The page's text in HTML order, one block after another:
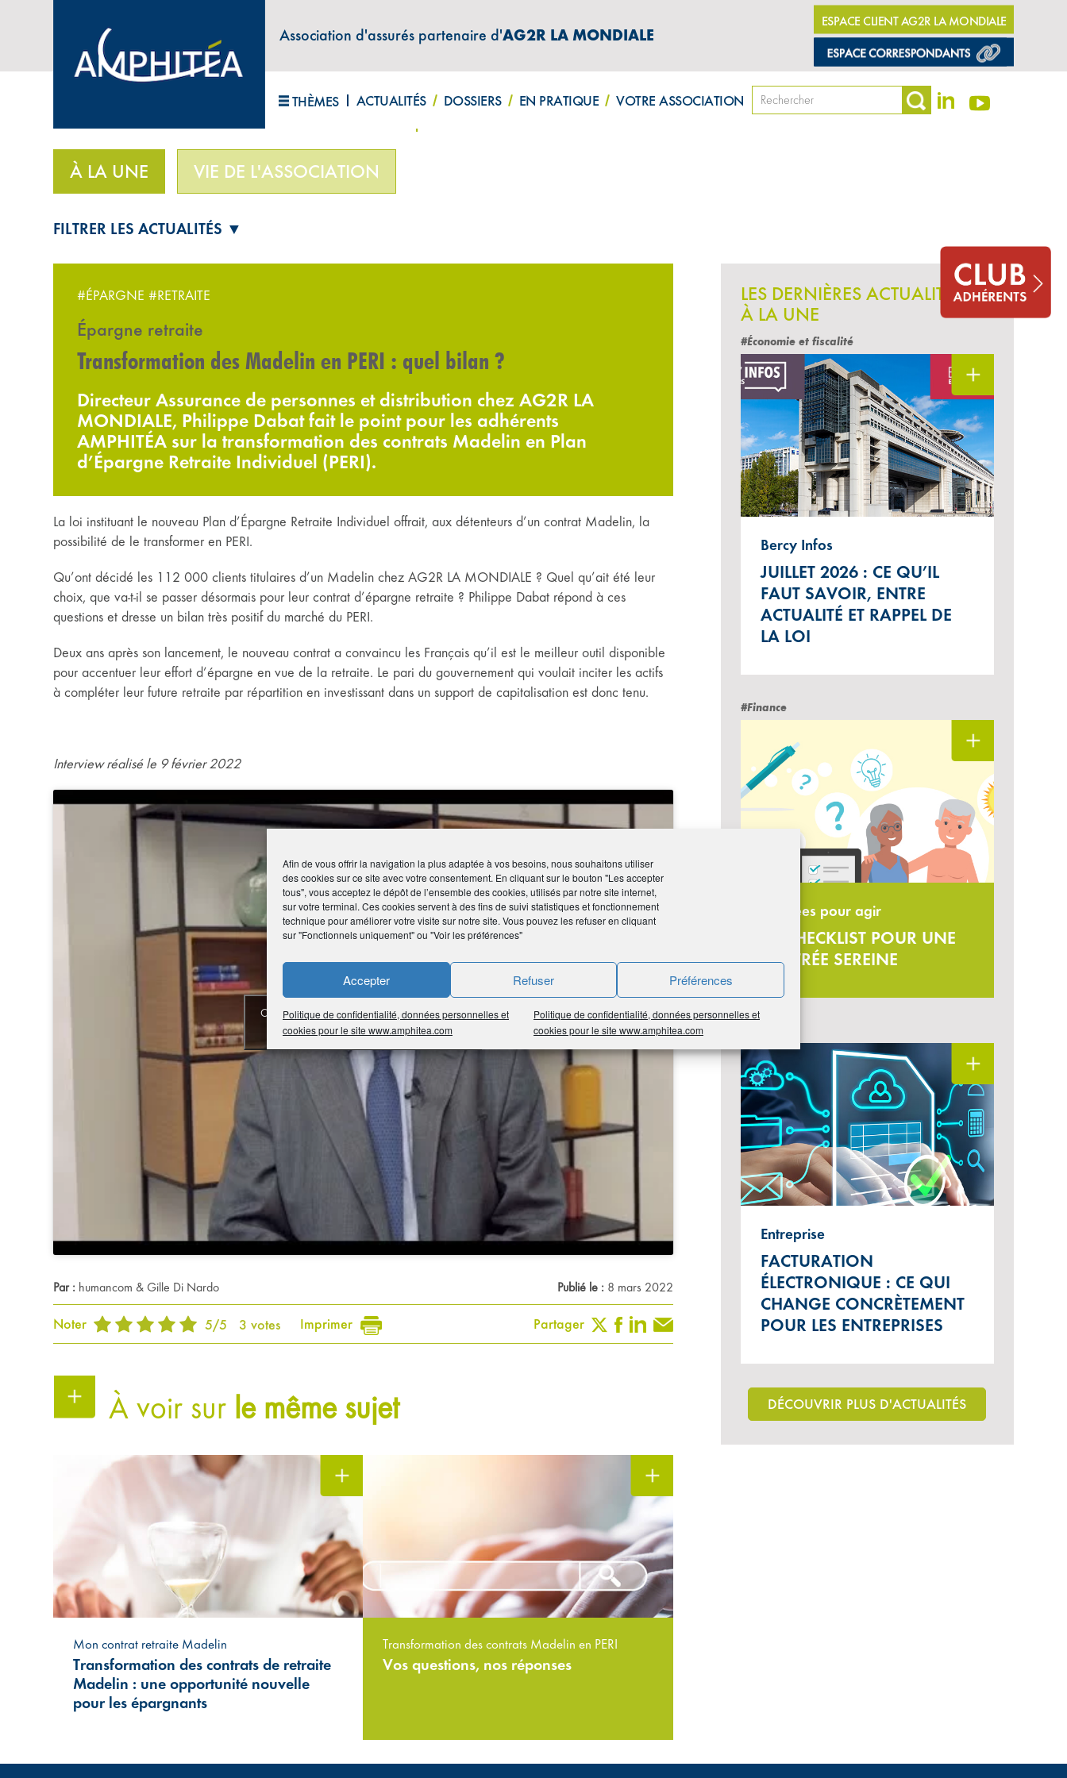
Afin de vous offrir la navigation la plus adaptée à vos besoins, nous souhaitons utiliser
des cookies sur ce site avec votre consentement. En cliquant sur le bouton "Les accepter
tous", vous acceptez le dépôt de l’ensemble des cookies, utilisés par notre site internet,
sur votre terminal. Ces cookies servent à des fins de suivi statistiques et fonctionnement
technique pour améliorer votre visite sur notre site. Vous pouvez les refuser en cliquant
sur "Fonctionnels uniquement" ou "Voir les préférences"
Accepter Refuser Préférences
Politique de confidentialité, données personnelles et
cookies pour le site www.amphitea.com
Politique de confidentialité, données personnelles et
cookies pour le site www.amphitea.com
Association d'assurés partenaire d'AG2R LA MONDIALE
ESPACE CLIENT AG2R LA MONDIALE
THÈMES ACTUALITÉS DOSSIERS EN PRATIQUE VOTRE ASSOCIATION
ABONNEZ-VOUS À LA LETTRE D'INFORMATIONS "AMPHITÉA INFOS"
À LA UNE VIE DE L'ASSOCIATION
FILTRER LES ACTUALITÉS ▼
#ÉPARGNE #RETRAITE
Épargne retraite
Transformation des Madelin en PERI : quel bilan ?
Directeur Assurance de personnes et distribution chez AG2R LA
MONDIALE, Philippe Dabat fait le point pour les adhérents
AMPHITÉA sur la transformation des contrats Madelin en Plan
d’Épargne Retraite Individuel (PERI).
La loi instituant le nouveau Plan d’Épargne Retraite Individuel offrait, aux détenteurs d’un contrat Madelin, la
possibilité de le transformer en PERI.
Qu’ont décidé les 112 000 clients titulaires d’un Madelin chez AG2R LA MONDIALE ? Quel qu’ait été leur
choix, que va-t-il se passer désormais pour leur contrat d’épargne retraite ? Philippe Dabat répond à ces
questions et dresse un bilan très positif du marché du PERI.
Deux ans après son lancement, le nouveau contrat a convaincu les Français qu’il est le meilleur outil disponible
pour accentuer leur effort d’épargne en vue de la retraite. Le pari du gouvernement qui voulait inciter les actifs
à compléter leur future retraite par répartition en investissant dans un support de capitalisation est donc tenu.
Interview réalisé le 9 février 2022
Cliquez pour accepter les cookies marketing et
activer ce contenu
Par : humancom & Gille Di Nardo Publié le : 8 mars 2022
Noter 5/5 3 votes Imprimer Partager
À voir sur le même sujet
Mon contrat retraite Madelin
Transformation des contrats de retraite
Madelin : une opportunité nouvelle
pour les épargnants
Transformation des contrats Madelin en PERI
Vos questions, nos réponses
LES DERNIÈRES ACTUALITÉS
À LA UNE
#Économie et fiscalité
Bercy Infos
JUILLET 2026 : CE QU’IL
FAUT SAVOIR, ENTRE
ACTUALITÉ ET RAPPEL DE
LA LOI
#Finance
13 idées pour agir
LA CHECKLIST POUR UNE
RENTRÉE SEREINE
Entreprise
FACTURATION
ÉLECTRONIQUE : CE QUI
CHANGE CONCRÈTEMENT
POUR LES ENTREPRISES
DÉCOUVRIR PLUS D'ACTUALITÉS